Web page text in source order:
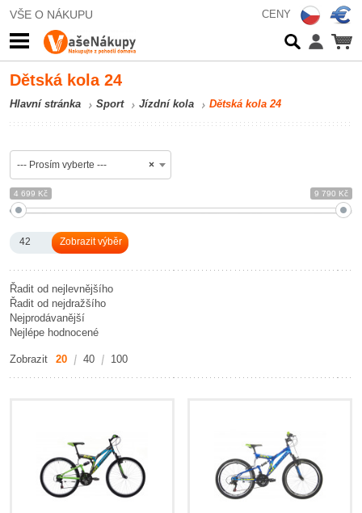
VŠE O NÁKUPU CENY
Dětská kola 24
Hlavní stránka Sport Jízdní kola Dětská kola 24
×
--- Prosím vyberte ---
4 699 Kč 9 790 Kč
42
Řadit od nejlevnějšího
Řadit od nejdražšího
Nejprodávanější
Nejlépe hodnocené
Zobrazit 20 40 100